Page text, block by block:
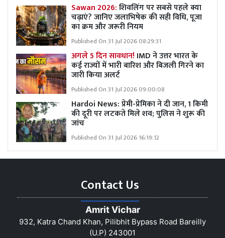
Sawan 2026:शिवलिंग पर सबसे पहले क्या
चढ़ाएं? जानिए जलाभिषेक की सही विधि, पूजा
का क्रम और जरूरी नियम
Published On 31 Jul 2026 08:29:31
अगले 5 दिन सावधान! IMD ने उत्तर भारत के
कई राज्यों में भारी बारिश और बिजली गिरने का
जारी किया अलर्ट
Published On 31 Jul 2026 09:00:08
Hardoi News: प्रेमी-प्रेमिका ने दी जान, 1 किमी
की दूरी पर लटकते मिले शव; पुलिस ने शुरू की
जांच
Published On 31 Jul 2026 16:19:12
Contact Us
Amrit Vichar
932, Katra Chand Khan, Pilibhit Bypass Road Bareilly
(U.P) 243001